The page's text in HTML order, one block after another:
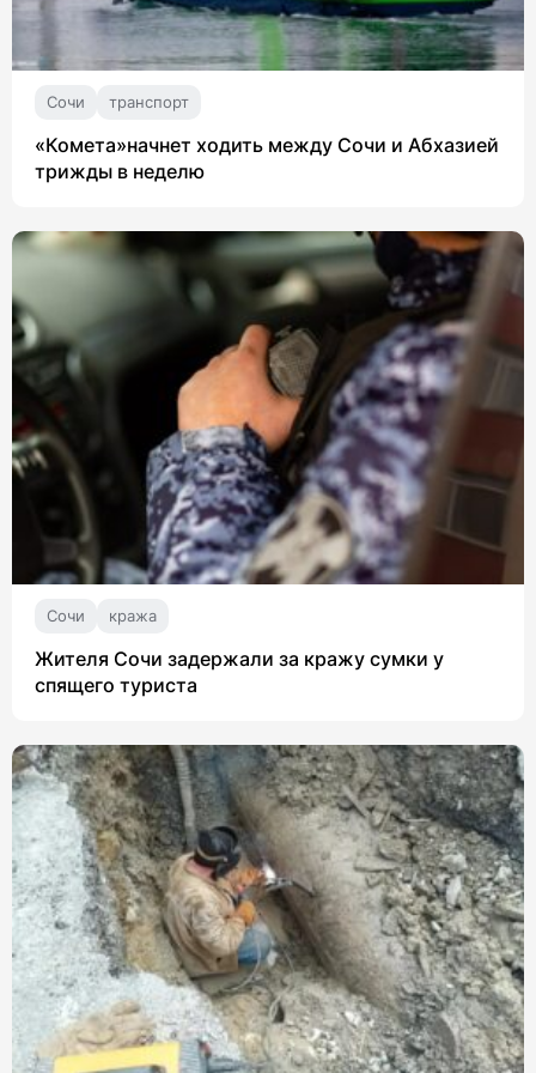
Сочи транспорт
«Комета»начнет ходить между Сочи и Абхазией
трижды в неделю
Сочи кража
Жителя Сочи задержали за кражу сумки у
спящего туриста